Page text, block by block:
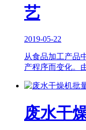
艺
2019-05-22
从食品加工产品
产程序而变化。
废水干